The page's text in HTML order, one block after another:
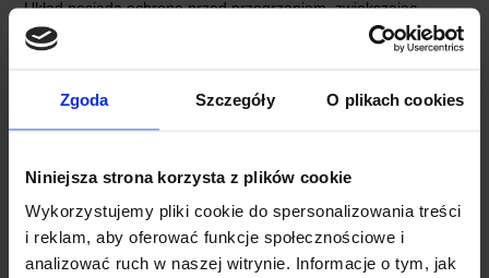
Zgoda Szczegóły O plikach cookies
Niniejsza strona korzysta z plików cookie
Wykorzystujemy pliki cookie do spersonalizowania treści
i reklam, aby oferować funkcje społecznościowe i
analizować ruch w naszej witrynie. Informacje o tym, jak
Układ posiada ochronę przed przegrzaniem, zwiększając
bezpieczeństwo użytkowania podczas pracy pod większym
obciążeniem.